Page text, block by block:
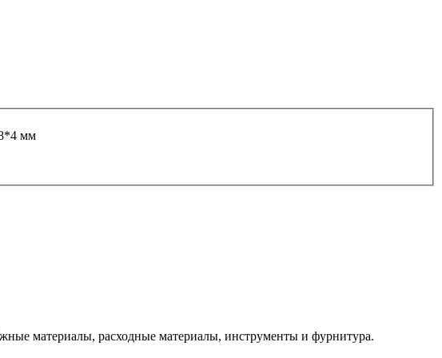
мм
материалы, расходные материалы, инструменты и фурнитура.